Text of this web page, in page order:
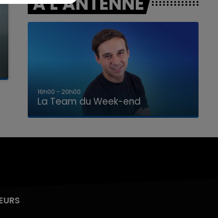
7h00 - 12h00
La Team du Week-end